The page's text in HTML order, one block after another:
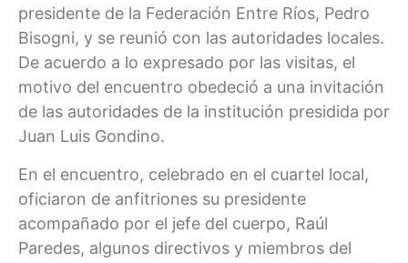
presidente de la Federación Entre Ríos, Pedro
Bisogni, y se reunió con las autoridades locales.
De acuerdo a lo expresado por las visitas, el
motivo del encuentro obedeció a una invitación
de las autoridades de la institución presidida por
Juan Luis Gondino.
En el encuentro, celebrado en el cuartel local,
oficiaron de anfitriones su presidente
acompañado por el jefe del cuerpo, Raúl
Paredes, algunos directivos y miembros del